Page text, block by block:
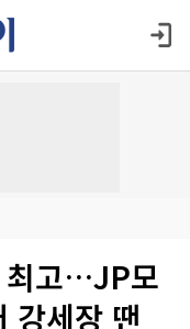
최고…JP모
강세장 땐